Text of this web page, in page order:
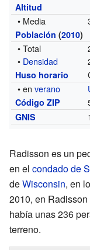
Altitud
• Media
Población (2010)
• Total
• Densidad
Huso horario
• enverano
Código ZIP
GNIS
Radisson es un
en el condado de
deWisconsin, en
2010, en
había unas 236
terreno.